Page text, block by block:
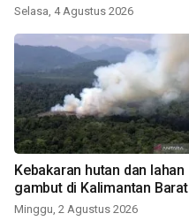
Selasa, 4 Agustus 2026
Kebakaran hutan dan lahan
gambut di Kalimantan Barat
Minggu, 2 Agustus 2026